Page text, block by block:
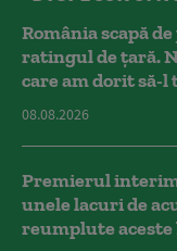
România scapă
ratingul de țară.
care am dorit să-
08.08.2026
Premierul
unele lacuri de
reumplute aceste